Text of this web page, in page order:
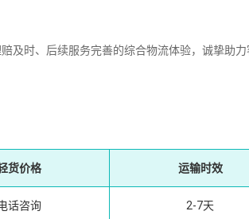
时、后续服务完善的综合物流体验，诚挚助力
货价格 运输时效
话咨询 2-7天